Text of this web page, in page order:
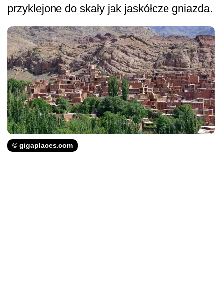
przyklejone do skały jak jaskółcze gniazda.
© gigaplaces.com